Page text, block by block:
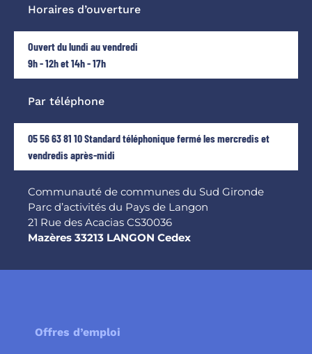
Horaires d’ouverture
Ouvert du lundi au vendredi
9h - 12h et 14h - 17h
Par téléphone
05 56 63 81 10 Standard téléphonique fermé les mercredis et
vendredis après-midi
Communauté de communes du Sud Gironde
Parc d’activités du Pays de Langon
21 Rue des Acacias CS30036
Mazères 33213 LANGON Cedex
Offres d’emploi